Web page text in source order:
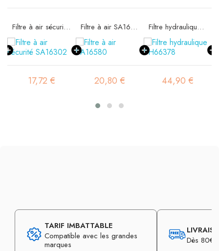
Filtre à air sécurité SA16302
17,72 €
Filtre à air SA16580
20,80 €
Filtre hydraulique SH66378
44,90 €
TARIF IMBATTABLE
Compatible avec les grandes
marques
Dès 80€